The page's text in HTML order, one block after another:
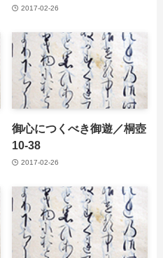
2017-02-26
御心につくべき御遊／桐壺
10-38
2017-02-26